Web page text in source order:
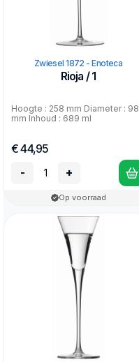
Zwiesel 1872 - Enoteca
Rioja / 1
Hoogte : 258 mm Diameter : 98
mm Inhoud : 689 ml
€ 44,95
-
+
Op voorraad